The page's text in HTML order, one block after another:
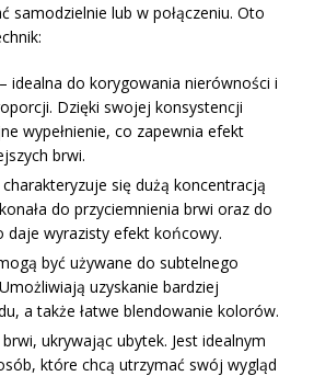
samodzielnie lub w połączeniu. Oto
– idealna do korygowania nierówności i
Dzięki swojej konsystencji
wypełnienie, co zapewnia efekt
brwi.
charakteryzuje się dużą koncentracją
do przyciemnienia brwi oraz do
daje wyrazisty efekt końcowy.
być używane do subtelnego
uzyskanie bardziej
a także łatwe blendowanie kolorów.
ukrywając ubytek. Jest idealnym
które chcą utrzymać swój wygląd